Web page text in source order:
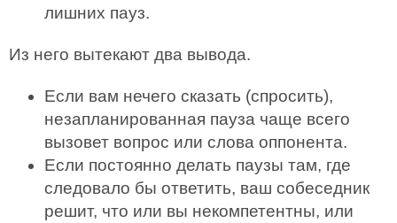
лишних пауз.
Из него вытекают два вывода.
Если вам нечего сказать (спросить),
незапланированная пауза чаще всего
вызовет вопрос или слова оппонента.
Если постоянно делать паузы там, где
следовало бы ответить, ваш собеседник
решит, что или вы некомпетентны, или